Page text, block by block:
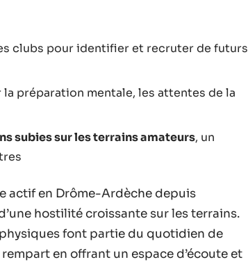
clubs pour identifier et recruter de futurs
préparation mentale, les attentes de la
subies sur les terrains amateurs, un
actif en Drôme-Ardèche depuis
hostilité croissante sur les terrains.
font partie du quotidien de
en offrant un espace d’écoute et